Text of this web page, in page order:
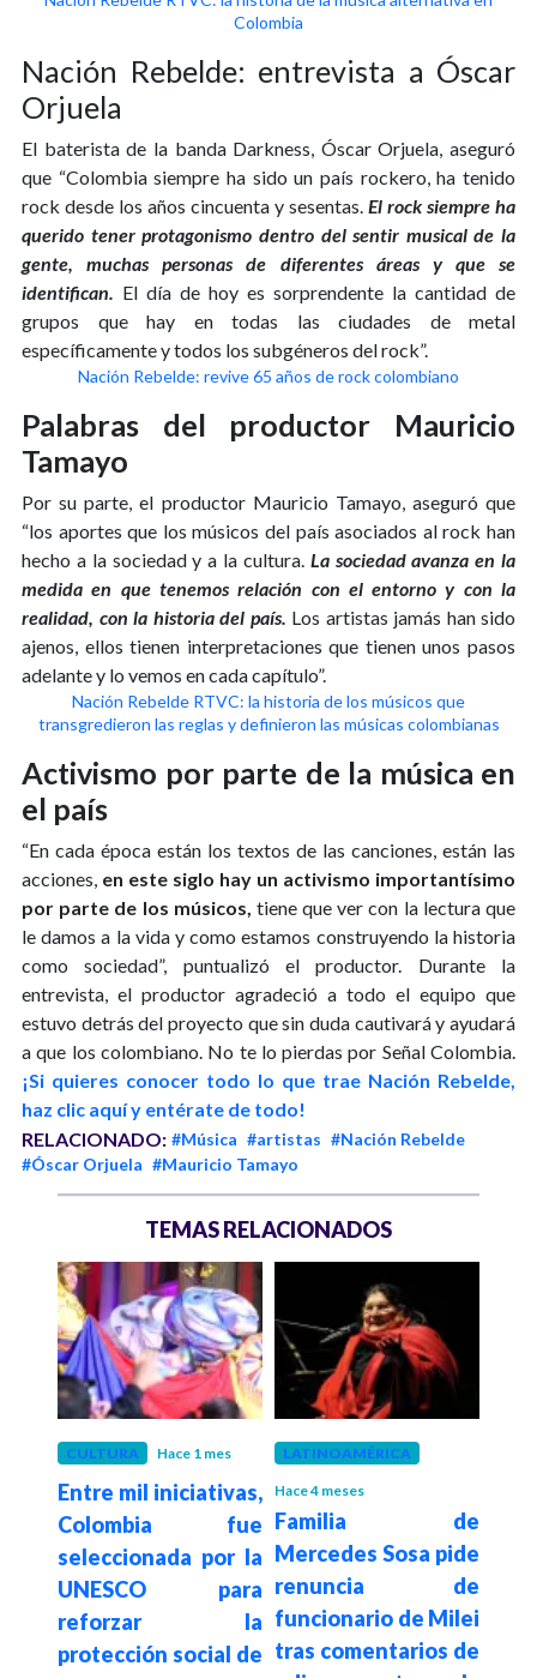
Colombia
Nación Rebelde: entrevista a Óscar
Orjuela
El baterista de la banda Darkness, Óscar Orjuela, aseguró
que “Colombia siempre ha sido un país rockero, ha tenido
rock desde los años cincuenta y sesentas. El rock siempre ha
querido tener protagonismo dentro del sentir musical de la
gente, muchas personas de diferentes áreas y que se
identifican. El día de hoy es sorprendente la cantidad de
grupos que hay en todas las ciudades de metal
específicamente y todos los subgéneros del rock”.
Nación Rebelde: revive 65 años de rock colombiano
Palabras del productor Mauricio
Tamayo
Por su parte, el productor Mauricio Tamayo, aseguró que
“los aportes que los músicos del país asociados al rock han
hecho a la sociedad y a la cultura. La sociedad avanza en la
medida en que tenemos relación con el entorno y con la
realidad, con la historia del país. Los artistas jamás han sido
ajenos, ellos tienen interpretaciones que tienen unos pasos
adelante y lo vemos en cada capítulo”.
Nación Rebelde RTVC: la historia de los músicos que
transgredieron las reglas y definieron las músicas colombianas
Activismo por parte de la música en
el país
“En cada época están los textos de las canciones, están las
acciones, en este siglo hay un activismo importantísimo
por parte de los músicos, tiene que ver con la lectura que
le damos a la vida y como estamos construyendo la historia
como sociedad”, puntualizó el productor. Durante la
entrevista, el productor agradeció a todo el equipo que
estuvo detrás del proyecto que sin duda cautivará y ayudará
a que los colombiano. No te lo pierdas por Señal Colombia.
¡Si quieres conocer todo lo que trae Nación Rebelde,
haz clic aquí y entérate de todo!
RELACIONADO: #Música #artistas #Nación Rebelde
#Óscar Orjuela #Mauricio Tamayo
TEMAS RELACIONADOS
CULTURA Hace 1 mes
Entre mil iniciativas,
Colombia fue
seleccionada por la
UNESCO para
reforzar la
protección social de
LATINOAMÉRICA
Hace 4 meses
Familia de
Mercedes Sosa pide
renuncia de
funcionario de Milei
tras comentarios de